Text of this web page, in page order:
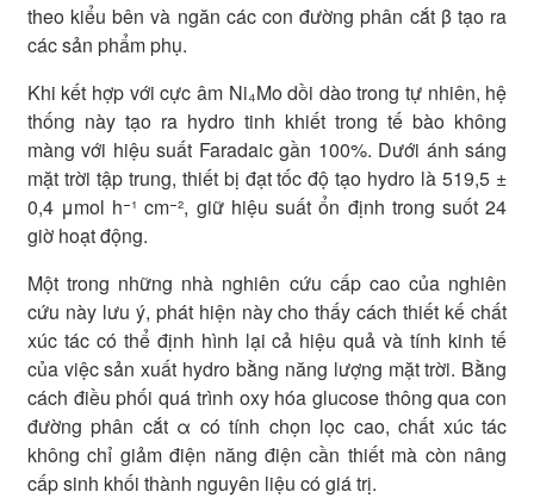
theo kiểu bên và ngăn các con đường phân cắt β tạo ra
các sản phẩm phụ.
Khi kết hợp với cực âm Ni₄Mo dồi dào trong tự nhiên, hệ
thống này tạo ra hydro tinh khiết trong tế bào không
màng với hiệu suất Faradaic gần 100%. Dưới ánh sáng
mặt trời tập trung, thiết bị đạt tốc độ tạo hydro là 519,5 ±
0,4 μmol h⁻¹ cm⁻², giữ hiệu suất ổn định trong suốt 24
giờ hoạt động.
Một trong những nhà nghiên cứu cấp cao của nghiên
cứu này lưu ý, phát hiện này cho thấy cách thiết kế chất
xúc tác có thể định hình lại cả hiệu quả và tính kinh tế
của việc sản xuất hydro bằng năng lượng mặt trời. Bằng
cách điều phối quá trình oxy hóa glucose thông qua con
đường phân cắt α có tính chọn lọc cao, chất xúc tác
không chỉ giảm điện năng điện cần thiết mà còn nâng
cấp sinh khối thành nguyên liệu có giá trị.